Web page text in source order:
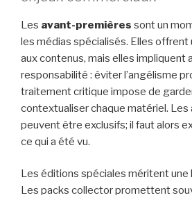
Les avant-premières sont un
les médias spécialisés. Elles offrent
aux contenus, mais elles impliquent
responsabilité : éviter l’angélisme
traitement critique impose de
contextualiser chaque matériel. Les
peuvent être exclusifs; il faut alors
ce qui a été vu.
Les éditions spéciales méritent
Les packs collector promettent